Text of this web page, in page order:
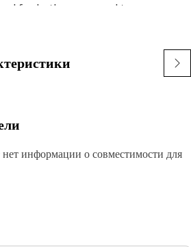
for both access and torque
finish enhances resistance to
for high-torque impact
3/8 inch square drive size for
applications without
reduce the risk of fastener damage.
power for reliable fastening.
информации о совместимости для